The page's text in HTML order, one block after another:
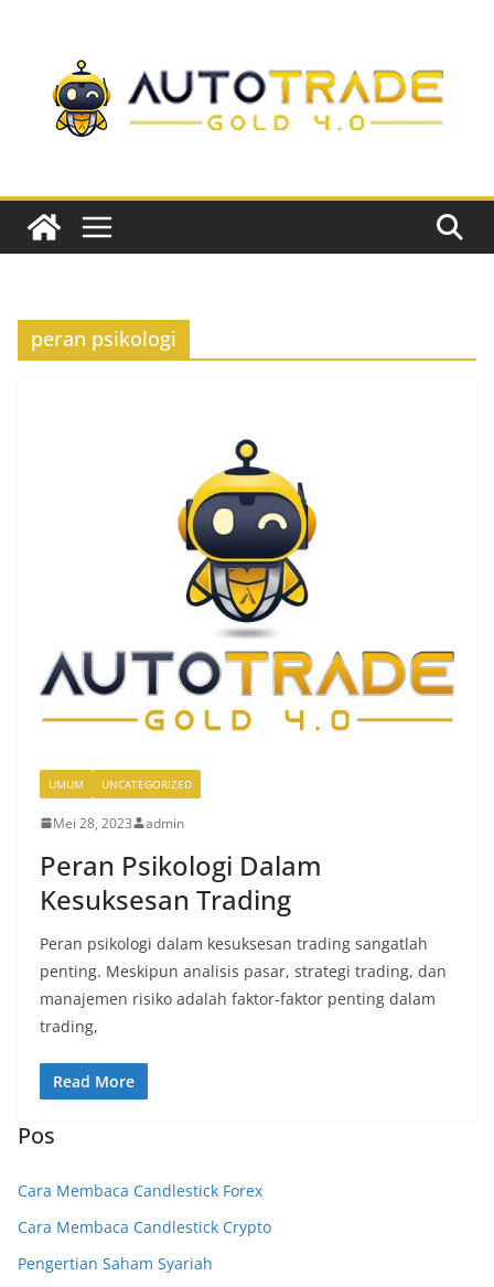
content
peran psikologi
UMUM UNCATEGORIZED
Mei 28, 2023 admin
Peran Psikologi Dalam
Kesuksesan Trading
Peran psikologi dalam kesuksesan trading sangatlah
penting. Meskipun analisis pasar, strategi trading, dan
manajemen risiko adalah faktor-faktor penting dalam
trading,
Read More
Pos
Cara Membaca Candlestick Forex
Cara Membaca Candlestick Crypto
Pengertian Saham Syariah